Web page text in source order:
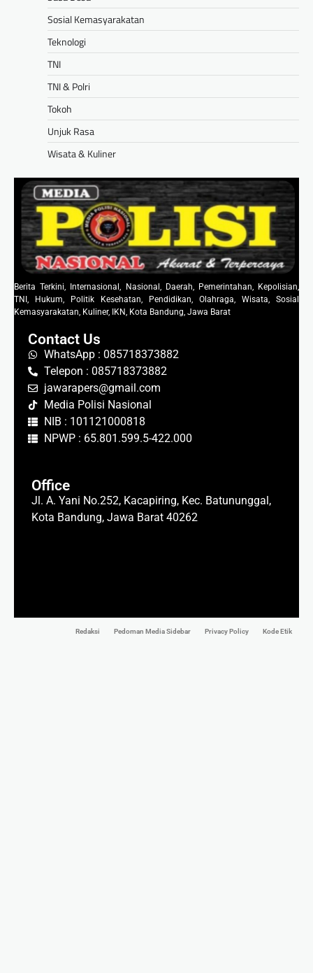
Sosial Kemasyarakatan
Teknologi
TNI
TNI & Polri
Tokoh
Unjuk Rasa
Wisata & Kuliner
Berita Terkini, Internasional, Nasional, Daerah, Pemerintahan, Kepolisian,
TNI, Hukum, Politik Kesehatan, Pendidikan, Olahraga, Wisata, Sosial
Kemasyarakatan, Kuliner, IKN, Kota Bandung, Jawa Barat
Contact Us
WhatsApp : 085718373882
Telepon : 085718373882
jawarapers@gmail.com
Media Polisi Nasional
NIB : 101121000818
NPWP : 65.801.599.5-422.000
Office
Jl. A. Yani No.252, Kacapiring, Kec. Batununggal,
Kota Bandung, Jawa Barat 40262
Redaksi Pedoman Media Sidebar Privacy Policy Kode Etik